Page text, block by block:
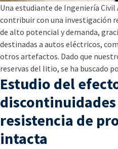
Una estudiante de Ingeniería Civil
contribuir con una investigación
de alto potencial y demanda,
destinadas a autos eléctricos,
otros artefactos. Dado que
reservas del litio, se ha buscado
Estudio del
discontinuidades
resistencia de
intacta